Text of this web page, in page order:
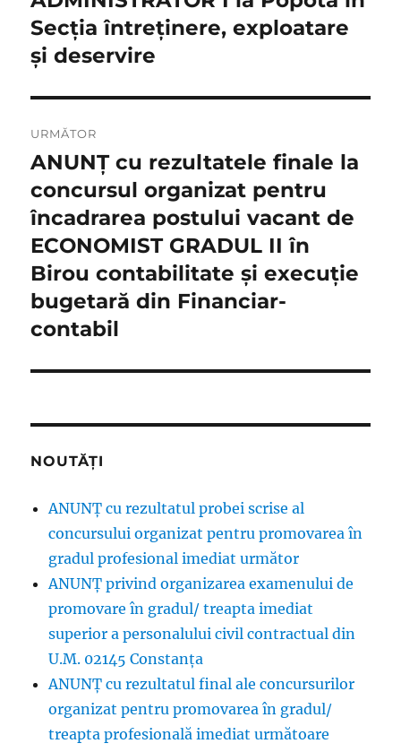
Secția întreținere, exploatare
și deservire
URMĂTOR
Articolul
următor:
ANUNȚ cu rezultatele finale la
concursul organizat pentru
încadrarea postului vacant de
ECONOMIST GRADUL II în
Birou contabilitate și execuție
bugetară din Financiar-
contabil
NOUTĂȚI
ANUNȚ cu rezultatul probei scrise al
concursului organizat pentru promovarea în
gradul profesional imediat următor
ANUNŢ privind organizarea examenului de
promovare în gradul/ treapta imediat
superior a personalului civil contractual din
U.M. 02145 Constanța
ANUNȚ cu rezultatul final ale concursurilor
organizat pentru promovarea în gradul/
treapta profesională imediat următoare